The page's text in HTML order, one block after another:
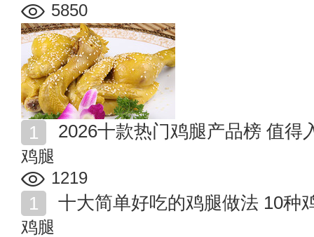
5850
2026十款热门鸡腿产品榜 值得
鸡腿
1219
十大简单好吃的鸡腿做法 10种
鸡腿